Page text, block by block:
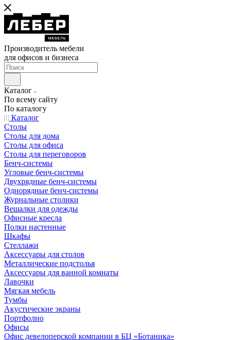
Производитель мебели
для офисов и бизнеса
Каталог
По всему сайту
По каталогу
Каталог
Столы
Столы для дома
Столы для офиса
Столы для переговоров
Бенч-системы
Угловые бенч-системы
Двухрядные бенч-системы
Однорядные бенч-системы
Журнальные столики
Вешалки для одежды
Офисные кресла
Полки настенные
Шкафы
Стеллажи
Аксессуары для столов
Металлические подстолья
Аксессуары для ванной комнаты
Лавочки
Мягкая мебель
Тумбы
Акустические экраны
Портфолио
Офисы
Офис девелоперской компании в БЦ «Ботаника»